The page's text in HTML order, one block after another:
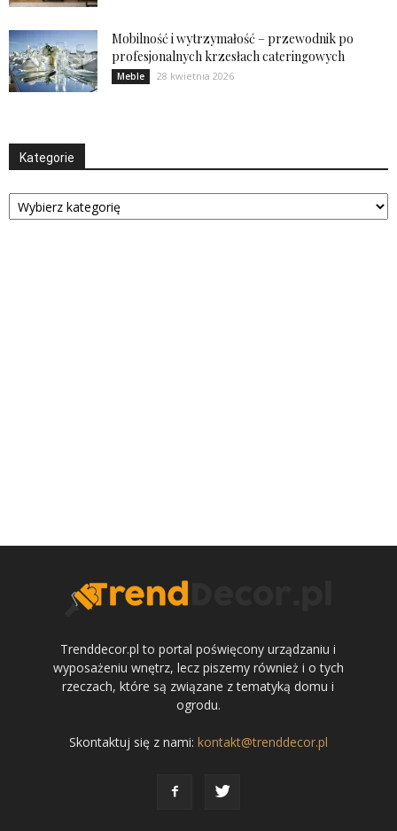
Mobilność i wytrzymałość – przewodnik po
profesjonalnych krzesłach cateringowych
Meble 28 kwietnia 2026
Kategorie
Kategorie
Trenddecor.pl to portal poświęcony urządzaniu i
wyposażeniu wnętrz, lecz piszemy również i o tych
rzeczach, które są związane z tematyką domu i
ogrodu.
Skontaktuj się z nami: kontakt@trenddecor.pl